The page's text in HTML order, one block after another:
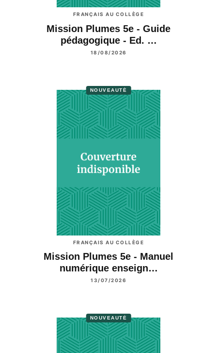
FRANÇAIS AU COLLÈGE
Mission Plumes 5e - Guide
pédagogique - Ed. …
18/08/2026
NOUVEAUTÉ
FRANÇAIS AU COLLÈGE
Mission Plumes 5e - Manuel
numérique enseign…
13/07/2026
NOUVEAUTÉ